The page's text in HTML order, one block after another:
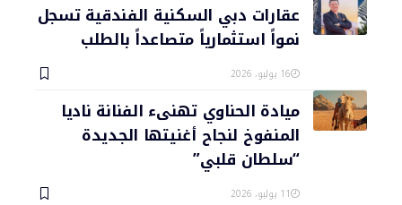
عقارات دبي السكنية الفندقية تسجل
نمواً استثمارياً متصاعداً بالطلب
16 يوليو، 2026
ميادة الحناوي تهنىء الفنانة ناديا
المنفوخ لنجاح أغنيتها الجديدة
“سلطان قلبي”
11 يوليو، 2026